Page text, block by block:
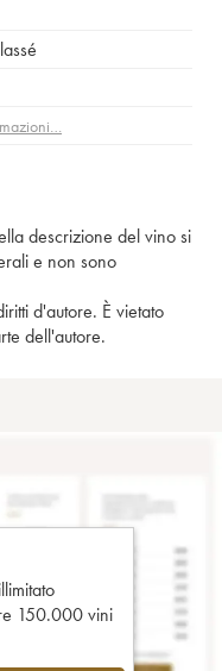
descrizione del vino si
e non sono
d'autore. È vietato
dell'autore.
150.000 vini